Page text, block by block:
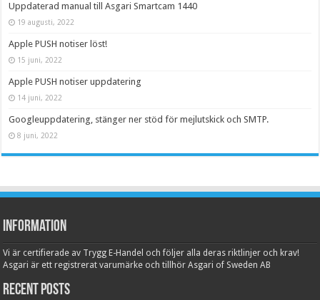
Uppdaterad manual till Asgari Smartcam 1440
19 augusti, 2022
Apple PUSH notiser löst!
15 juni, 2022
Apple PUSH notiser uppdatering
14 juni, 2022
Googleuppdatering, stänger ner stöd för mejlutskick och SMTP.
8 juni, 2022
Information
Vi är certifierade av Trygg E-Handel och följer alla deras riktlinjer och krav!
Asgari är ett registrerat varumärke och tillhör Asgari of Sweden AB
Recent Posts